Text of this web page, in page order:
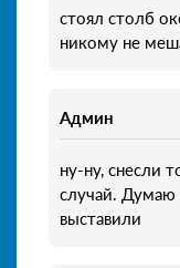
стоял столб
никому не
Админ
ну-ну, снесли
случай. Думаю
выставили